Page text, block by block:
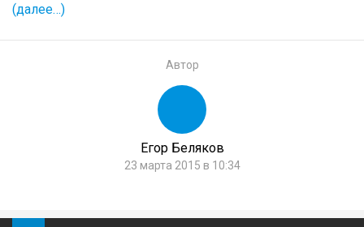
(далее…)
Автор
Егор Беляков
23 марта 2015 в 10:34